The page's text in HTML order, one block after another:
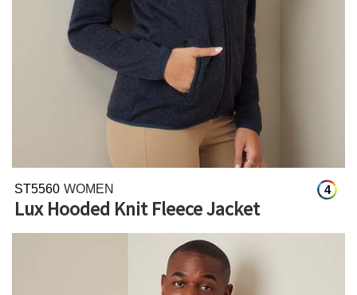
4
ST5560 WOMEN
Lux Hooded Knit Fleece Jacket